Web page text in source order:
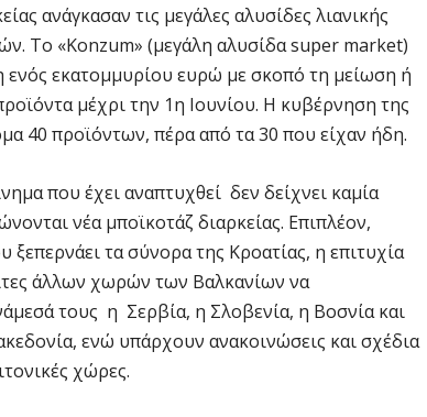
ανάγκασαν τις μεγάλες αλυσίδες λιανικής
Το «Konzum» (μεγάλη αλυσίδα super market)
ενός εκατομμυρίου ευρώ με σκοπό τη μείωση ή
μέχρι την 1η Ιουνίου. Η κυβέρνηση της
40 προϊόντων, πέρα από τα 30 που είχαν ήδη.
που έχει αναπτυχθεί δεν δείχνει καμία
νέα μποϊκοτάζ διαρκείας. Επιπλέον,
τα σύνορα της Κροατίας, η επιτυχία
άλλων χωρών των Βαλκανίων να
τους η Σερβία, η Σλοβενία, η Βοσνία και
ενώ υπάρχουν ανακοινώσεις και σχέδια
χώρες.